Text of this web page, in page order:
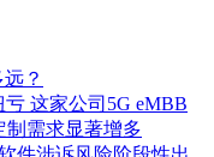
？
这家公司5G eMBB
制需求显著增多